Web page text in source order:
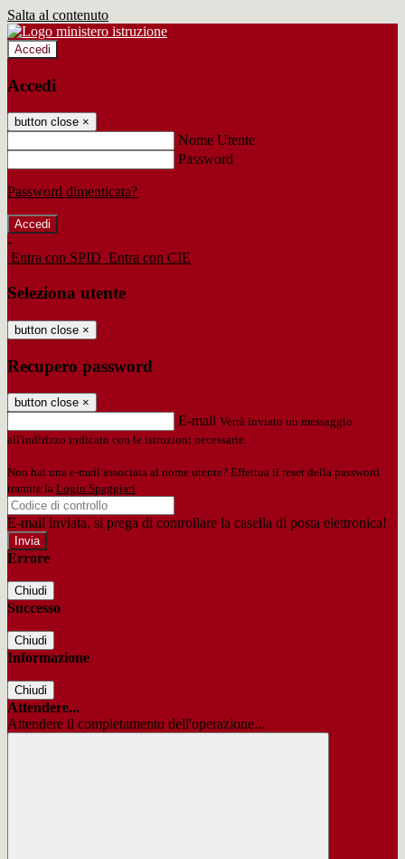
Salta al contenuto
Accedi
Accedi
button close ×
Nome Utente
Password
Password dimenticata?
-
Entra con SPID Entra con CIE
Seleziona utente
button close ×
Recupero password
button close ×
E-mail Verrà inviato un messaggio
all'indirizzo indicato con le istruzioni necessarie.
Non hai una e-mail associata al nome utente? Effettua il reset della password
tramite la Login Spaggiari
E-mail inviata, si prega di controllare la casella di posta elettronica!
Errore
Chiudi
Successo
Chiudi
Informazione
Chiudi
Attendere...
Attendere il completamento dell'operazione...